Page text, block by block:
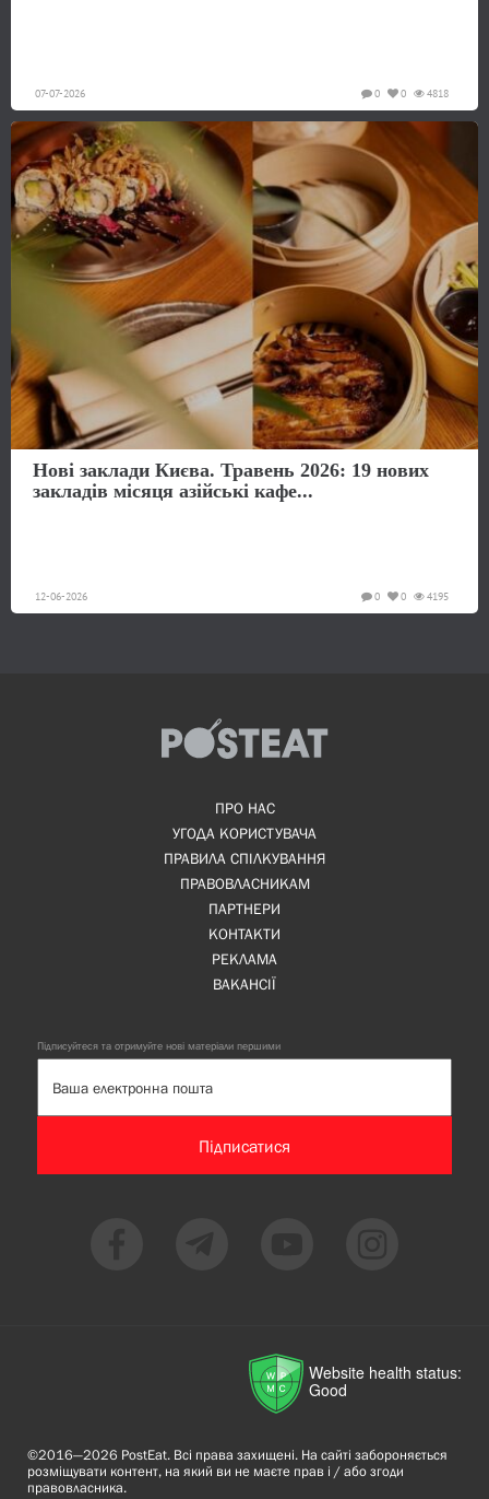
07-07-2026 4818
0
0
Нові заклади Києва. Травень 2026: 19 нових
закладів місяця азійські кафе...
12-06-2026 4195
0
0
ПРО НАС
УГОДА КОРИСТУВАЧА
ПРАВИЛА СПІЛКУВАННЯ
ПРАВОВЛАСНИКАМ
ПАРТНЕРИ
КОНТАКТИ
РЕКЛАМА
ВАКАНСІЇ
Підписуйтеся та отримуйте нові матеріали першими
Підписатися
Website health status:
Good
©2016—2026 PostEat. Всі права захищені. На сайті забороняється
розміщувати контент, на який ви не маєте прав і / або згоди
правовласника.